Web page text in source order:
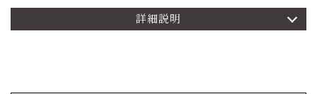
詳細説明